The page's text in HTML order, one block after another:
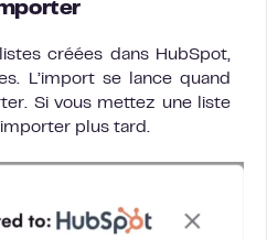
créées dans HubSpot,
L’import se lance quand
Si vous mettez une liste
plus tard.